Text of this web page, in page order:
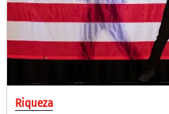
Riqueza